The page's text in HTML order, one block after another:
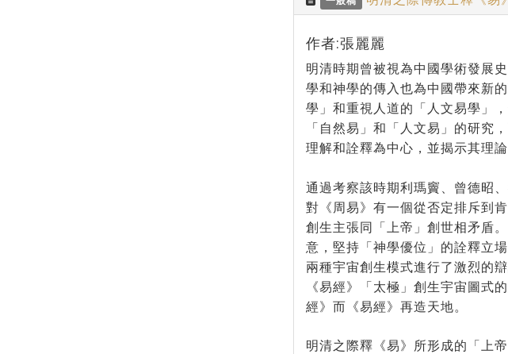
作者:張麗麗
明清時期曾被視為中國學術發展
學和神學的傳入也為中國帶來新
學」和重視人道的「人文易學」
「自然易」和「人文易」的研究
理解和詮釋為中心，並揭示其理
通過考察該時期利瑪竇、曾德昭
對《周易》有一個從否定排斥到
創生主張同「上帝」創世相矛盾
意，堅持「神學優位」的詮釋立
兩種宇宙創生模式進行了激烈的
《易經》「太極」創生宇宙圖式
經》而《易經》再造天地。
明清之際釋《易》所形成的「上